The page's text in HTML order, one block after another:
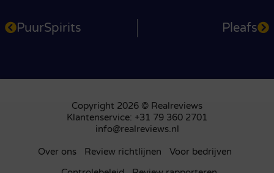
PuurSpirits Pleafs
Copyright 2026 © Realreviews
Klantenservice: +31 79 360 2701
info@realreviews.nl
Over ons Review richtlijnen
Voor bedrijven